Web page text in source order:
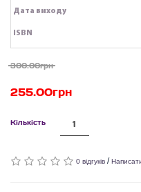
Дата виходу
ISBN
300.00грн
255.00грн
Кількість
0 відгуків /